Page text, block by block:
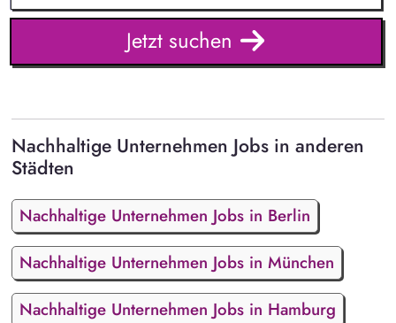
Jetzt suchen
Nachhaltige Unternehmen Jobs in anderen
Städten
Nachhaltige Unternehmen Jobs in Berlin
Nachhaltige Unternehmen Jobs in München
Nachhaltige Unternehmen Jobs in Hamburg